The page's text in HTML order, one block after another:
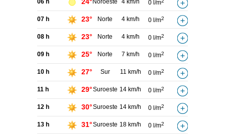
06 h 24° Noroeste 4 km/h 0 l/m
07 h 23° Norte 4 km/h 0 l/m2
08 h 23° Norte 4 km/h 0 l/m2
09 h 25° Norte 7 km/h 0 l/m2
10 h 27° Sur 11 km/h 0 l/m2
11 h 29°Suroeste 14 km/h 0 l/m2
12 h 30°Suroeste 14 km/h 0 l/m2
13 h 31°Suroeste 18 km/h 0 l/m2